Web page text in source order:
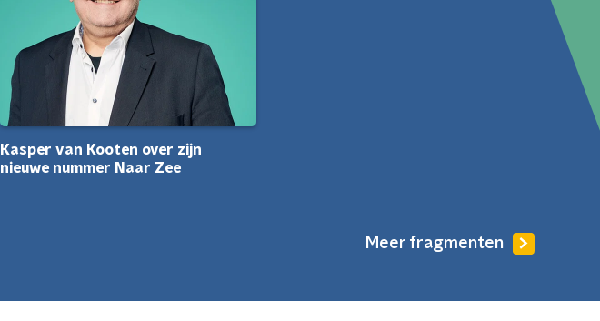
Kasper van Kooten over zijn
nieuwe nummer Naar Zee
Meer fragmenten